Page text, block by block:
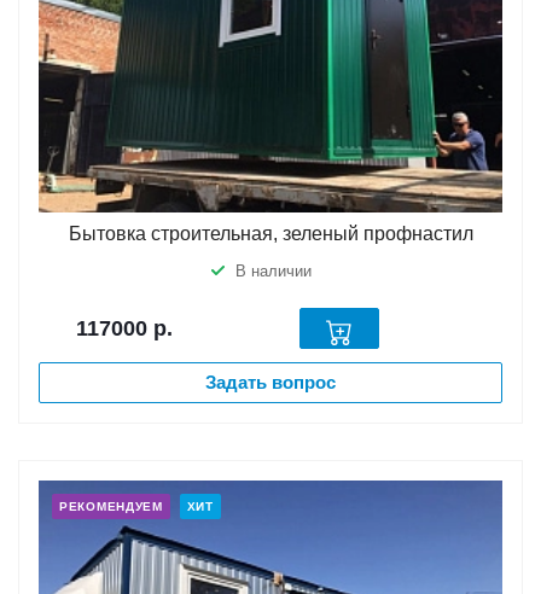
Бытовка строительная, зеленый профнастил
В наличии
117000 р.
Задать вопрос
РЕКОМЕНДУЕМ ХИТ